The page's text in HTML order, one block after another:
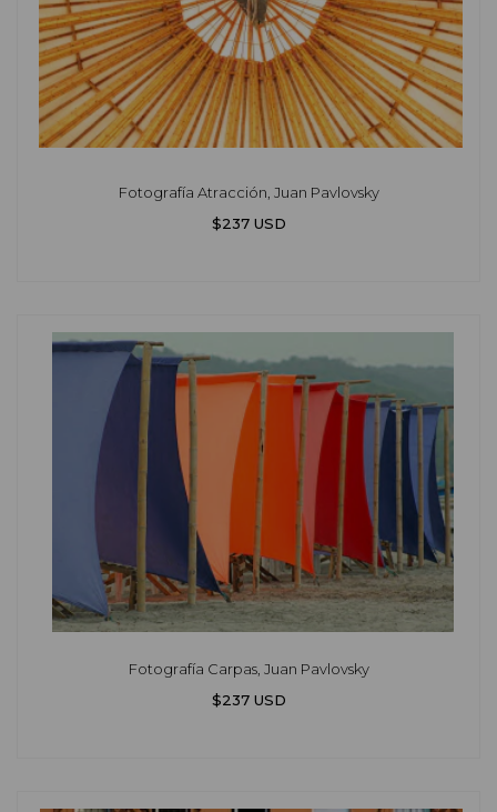
Fotografía Atracción, Juan Pavlovsky
$237 USD
Fotografía Carpas, Juan Pavlovsky
$237 USD